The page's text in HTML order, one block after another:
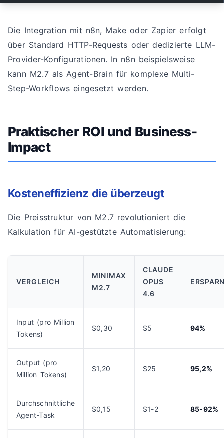
Die Integration mit n8n, Make oder Zapier erfolgt
über Standard HTTP-Requests oder dedizierte LLM-
Provider-Konfigurationen. In n8n beispielsweise
kann M2.7 als Agent-Brain für komplexe Multi-
Step-Workflows eingesetzt werden.
Praktischer ROI und Business-
Impact
Kosteneffizienz die überzeugt
Die Preisstruktur von M2.7 revolutioniert die
Kalkulation für AI-gestützte Automatisierung:
VERGLEICH
MINIMAX
M2.7
CLAUDE
OPUS
4.6
Input (pro Million
Tokens)
$0,30 $5 94%
Output (pro
Million Tokens)
$1,20 $25 95,2%
Durchschnittliche
Agent-Task
$0,15 $1-2 85-92%